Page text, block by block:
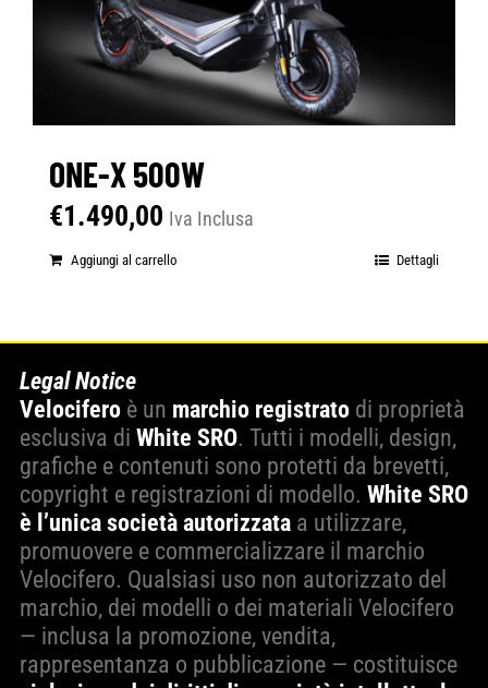
ONE-X 500W
€1.490,00 Iva Inclusa
Aggiungi al carrello Dettagli
Legal Notice
Velocifero è un marchio registrato di proprietà
esclusiva di White SRO. Tutti i modelli, design,
grafiche e contenuti sono protetti da brevetti,
copyright e registrazioni di modello. White SRO
è l’unica società autorizzataa utilizzare,
promuovere e commercializzare il marchio
Velocifero. Qualsiasi uso non autorizzato del
marchio, dei modelli o dei materiali Velocifero
— inclusa la promozione, vendita,
rappresentanza o pubblicazione — costituisce